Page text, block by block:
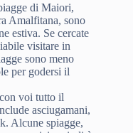
di Maiori,
Amalfitana, sono
estiva. Se cercate
visitare in
sono meno
per godersi il
voi tutto il
asciugamani,
Alcune spiagge,